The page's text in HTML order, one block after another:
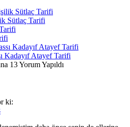
Sütlaç Tarifi
Kadayıf Atayef Tarifi
13 Yorum Yapıldı
ki: